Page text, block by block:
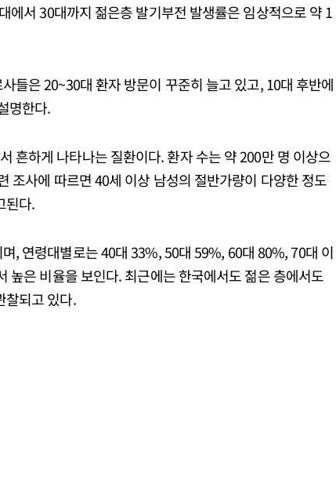
에서 30대까지 젊은층 발기부전 발생률은 임상적으로 약 1
들은 20~30대 환자 방문이 꾸준히 늘고 있고, 10대 후반에
명한다.
흔하게 나타나는 질환이다. 환자 수는 약 200만 명 이상으
조사에 따르면 40세 이상 남성의 절반가량이 다양한 정도
된다.
, 연령대별로는 40대 33%, 50대 59%, 60대 80%, 70대 이
높은 비율을 보인다. 최근에는 한국에서도 젊은 층에서도
찰되고 있다.